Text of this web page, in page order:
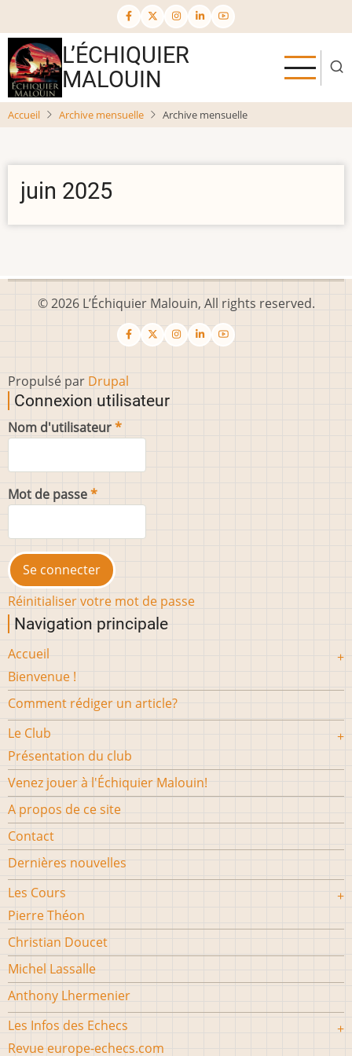
au
contenu
principal
L’ÉCHIQUIER
MALOUIN
Accueil Archive mensuelle Archive mensuelle
juin 2025
© 2026 L’Échiquier Malouin, All rights reserved.
Propulsé par Drupal
Connexion utilisateur
Nom d'utilisateur
Mot de passe
Réinitialiser votre mot de passe
Navigation principale
Accueil
Bienvenue !
Comment rédiger un article?
Le Club
Présentation du club
Venez jouer à l'Échiquier Malouin!
A propos de ce site
Contact
Dernières nouvelles
Les Cours
Pierre Théon
Christian Doucet
Michel Lassalle
Anthony Lhermenier
Les Infos des Echecs
Revue europe-echecs.com